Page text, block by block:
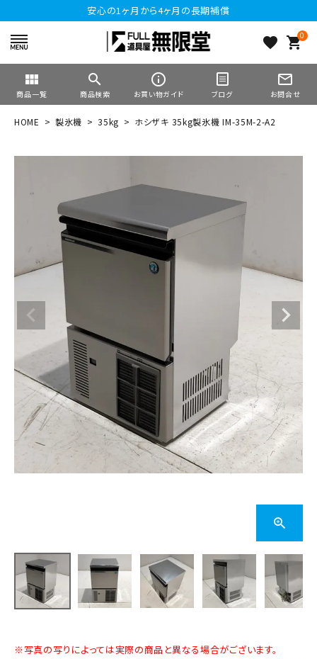
安心の1ヶ月から4ヶ月の長期補償
favorite 0
shopping_cart
view_module
商品一覧
search
商品検索
info_outline
お買い物ガイド ブログ
mail_outline
お問合せ
HOME 製氷機 35kg ホシザキ 35kg製氷機 IM-35M-2-A2
※写真の写りによっては実際の商品と異なる場合がございます。